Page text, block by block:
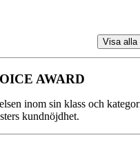
Visa alla
AWARD
inom sin klass och
kundnöjdhet.